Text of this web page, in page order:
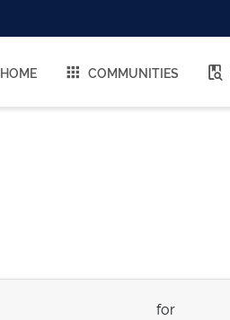
HOME COMMUNITIES
for